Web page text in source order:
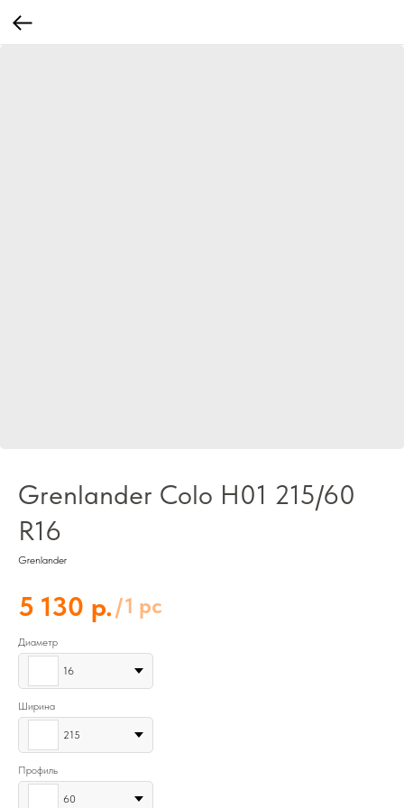
Grenlander Colo H01 215/60
R16
Grenlander
5 130 р. /1 pc
Диаметр
16
Ширина
215
Профиль
60